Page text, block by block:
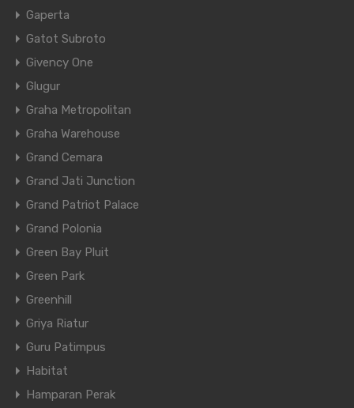
Gaperta
Gatot Subroto
Givency One
Glugur
Graha Metropolitan
Graha Warehouse
Grand Cemara
Grand Jati Junction
Grand Patriot Palace
Grand Polonia
Green Bay Pluit
Green Park
Greenhill
Griya Riatur
Guru Patimpus
Habitat
Hamparan Perak